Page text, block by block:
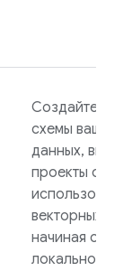
Создайте
схемы вашей
данных,
проекты с
векторных
начиная с
локальной